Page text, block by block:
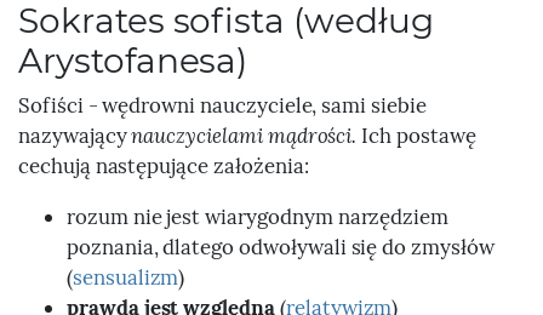
Sokrates sofista (według
Arystofanesa)
Sofiści - wędrowni nauczyciele, sami siebie
nazywającynauczycielami mądrości. Ich postawę
cechują następujące założenia:
rozum nie jest wiarygodnym narzędziem
poznania, dlatego odwoływali się do zmysłów
(sensualizm)
prawda jest względna(relatywizm)